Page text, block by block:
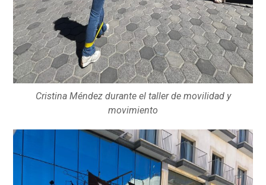
Cristina Méndez durante el taller de movilidad y
movimiento